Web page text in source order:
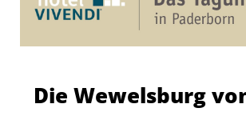
Die Wewelsburg